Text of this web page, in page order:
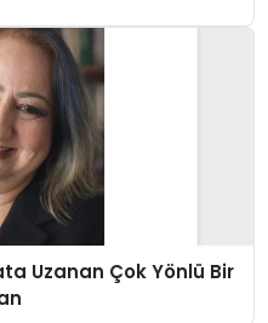
Uzanan Çok Yönlü Bir